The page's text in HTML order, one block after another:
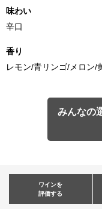
味わい
辛口
香り
レモン/青リンゴ/メロン/
みんなの
ワインを
評価する